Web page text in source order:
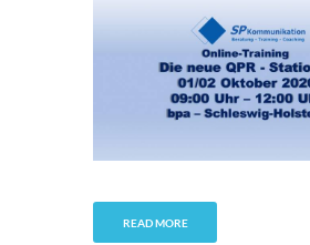
READ MORE